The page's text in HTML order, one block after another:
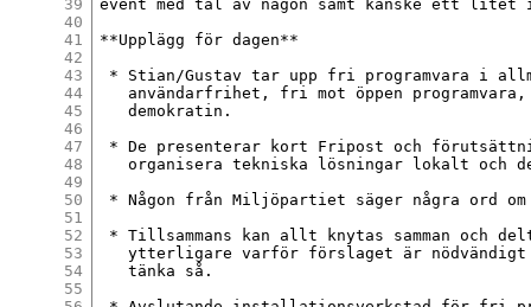
39
40
41
42
43
44
45
46
47
48
49
50
51
52
53
54
55
event med tal av någon samt kanske ett
**Upplägg för dagen**
* Stian/Gustav tar upp fri programvara i
användarfrihet, fri mot öppen
   demokratin.
* De presenterar kort Fripost och
organisera tekniska lösningar lokalt och
* Någon från Miljöpartiet säger några ord
* Tillsammans kan allt knytas samman och
ytterligare varför förslaget är
   tänka så.